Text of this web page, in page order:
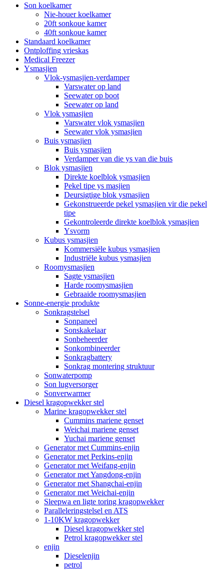
Son koelkamer
Nie-houer koelkamer
20ft sonkoue kamer
40ft sonkoue kamer
Standaard koelkamer
Ontploffing vrieskas
Medical Freezer
Ysmasjien
Vlok-ysmasjien-verdamper
Varswater op land
Seewater op boot
Seewater op land
Vlok ysmasjien
Varswater vlok ysmasjien
Seewater vlok ysmasjien
Buis ysmasjien
Buis ysmasjien
Verdamper van die ys van die buis
Blok ysmasjien
Direkte koelblok ysmasjien
Pekel tipe ys masjien
Deursigtige blok ysmasjien
Gekonstrueerde pekel ysmasjien vir die pekel
tipe
Gekontroleerde direkte koelblok ysmasjien
Ysvorm
Kubus ysmasjien
Kommersiële kubus ysmasjien
Industriële kubus ysmasjien
Roomysmasjien
Sagte ysmasjien
Harde roomysmasjien
Gebraaide roomysmasjien
Sonne-energie produkte
Sonkragstelsel
Sonpaneel
Sonskakelaar
Sonbeheerder
Sonkombineerder
Sonkragbattery
Sonkrag montering struktuur
Sonwaterpomp
Son lugversorger
Sonverwarmer
Diesel kragopwekker stel
Marine kragopwekker stel
Cummins mariene genset
Weichai mariene genset
Yuchai mariene genset
Generator met Cummins-enjin
Generator met Perkins-enjin
Generator met Weifang-enjin
Generator met Yangdong-enjin
Generator met Shangchai-enjin
Generator met Weichai-enjin
Sleepwa en ligte toring kragopwekker
Paralleleringstelsel en ATS
1-10KW kragopwekker
Diesel kragopwekker stel
Petrol kragopwekker stel
enjin
Dieselenjin
petrol